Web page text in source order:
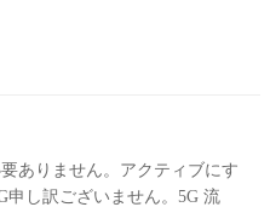
ありません。アクティブにす
申し訳ございません。5G 流